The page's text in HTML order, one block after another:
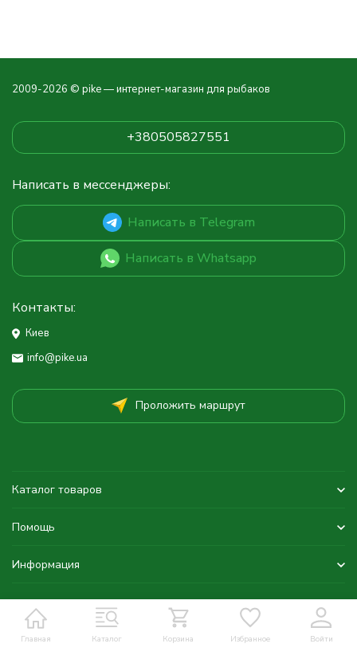
Главная Каталог Корзина Избранное Войти
2009-2026 © pike — интернет-магазин для рыбаков
+380505827551
Написать в мессенджеры:
Написать в Telegram
Написать в Whatsapp
Контакты:
Киев
info@pike.ua
Проложить маршрут
Каталог товаров
Помощь
Информация